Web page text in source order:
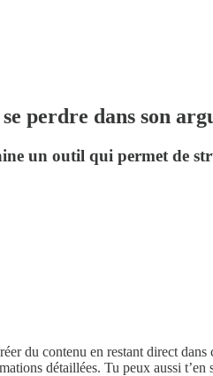
perdre dans son
un outil qui permet de
du contenu en restant direct
détaillées. Tu peux aussi